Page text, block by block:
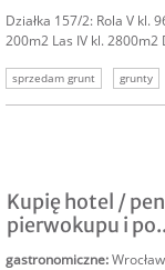
Działka 157/2: Rola V kl.
200m2 Las IV kl.
sprzedam grunt grunty
blisko wrocławia
las
Kupię hotel /
pierwokupu i
gastronomiczne:Wrocław